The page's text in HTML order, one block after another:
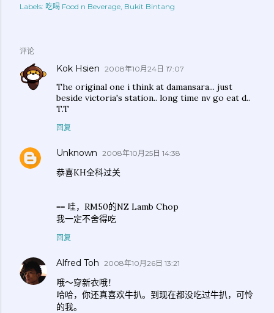
Labels: 吃喝 Food n Beverage Bukit Bintang
评论
Kok Hsien 2008年10月24日 17:07
The original one i think at damansara... just
beside victoria's station.. long time nv go eat d..
T.T
回复
Unknown 2008年10月25日 14:38
恭喜KH全科过关
== 哇，RM50的NZ Lamb Chop
我一定不舍得吃
回复
Alfred Toh 2008年10月26日 13:21
哦～穿新衣哦！
哈哈，你还真喜欢牛扒。到现在都没吃过牛扒，可怜
的我。